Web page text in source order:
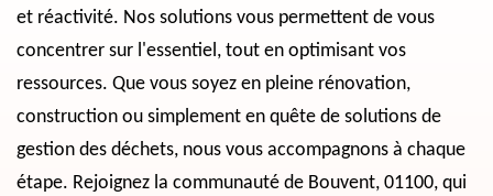
et réactivité. Nos solutions vous permettent de vous
concentrer sur l'essentiel, tout en optimisant vos
ressources. Que vous soyez en pleine rénovation,
construction ou simplement en quête de solutions de
gestion des déchets, nous vous accompagnons à chaque
étape. Rejoignez la communauté de Bouvent, 01100, qui